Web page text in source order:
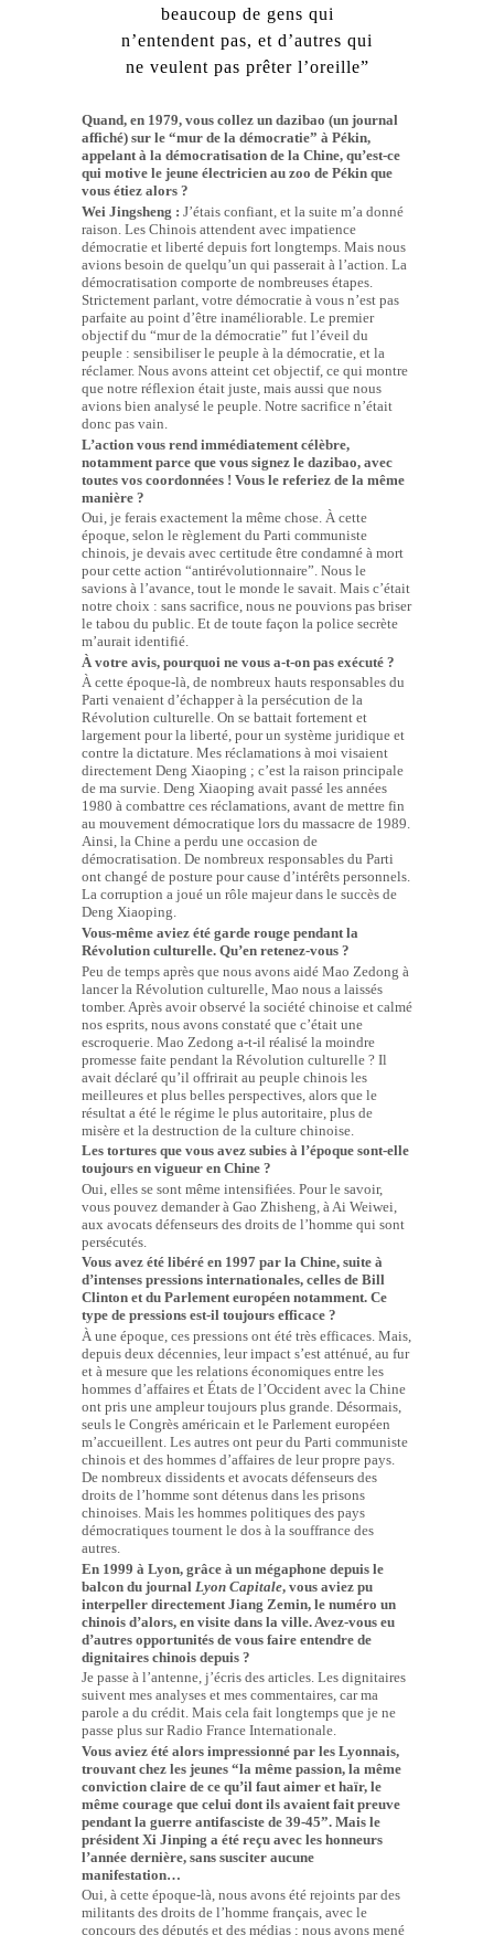
beaucoup de gens qui
n’entendent pas, et d’autres qui
ne veulent pas prêter l’oreille”
Quand, en 1979, vous collez un dazibao (un journal
affiché) sur le “mur de la démocratie” à Pékin,
appelant à la démocratisation de la Chine, qu’est-ce
qui motive le jeune électricien au zoo de Pékin que
vous étiez alors ?
Wei Jingsheng : J’étais confiant, et la suite m’a donné
raison. Les Chinois attendent avec impatience
démocratie et liberté depuis fort longtemps. Mais nous
avions besoin de quelqu’un qui passerait à l’action. La
démocratisation comporte de nombreuses étapes.
Strictement parlant, votre démocratie à vous n’est pas
parfaite au point d’être inaméliorable. Le premier
objectif du “mur de la démocratie” fut l’éveil du
peuple : sensibiliser le peuple à la démocratie, et la
réclamer. Nous avons atteint cet objectif, ce qui montre
que notre réflexion était juste, mais aussi que nous
avions bien analysé le peuple. Notre sacrifice n’était
donc pas vain.
L’action vous rend immédiatement célèbre,
notamment parce que vous signez le dazibao, avec
toutes vos coordonnées ! Vous le referiez de la même
manière ?
Oui, je ferais exactement la même chose. À cette
époque, selon le règlement du Parti communiste
chinois, je devais avec certitude être condamné à mort
pour cette action “antirévolutionnaire”. Nous le
savions à l’avance, tout le monde le savait. Mais c’était
notre choix : sans sacrifice, nous ne pouvions pas briser
le tabou du public. Et de toute façon la police secrète
m’aurait identifié.
À votre avis, pourquoi ne vous a-t-on pas exécuté ?
À cette époque-là, de nombreux hauts responsables du
Parti venaient d’échapper à la persécution de la
Révolution culturelle. On se battait fortement et
largement pour la liberté, pour un système juridique et
contre la dictature. Mes réclamations à moi visaient
directement Deng Xiaoping ; c’est la raison principale
de ma survie. Deng Xiaoping avait passé les années
1980 à combattre ces réclamations, avant de mettre fin
au mouvement démocratique lors du massacre de 1989.
Ainsi, la Chine a perdu une occasion de
démocratisation. De nombreux responsables du Parti
ont changé de posture pour cause d’intérêts personnels.
La corruption a joué un rôle majeur dans le succès de
Deng Xiaoping.
Vous-même aviez été garde rouge pendant la
Révolution culturelle. Qu’en retenez-vous ?
Peu de temps après que nous avons aidé Mao Zedong à
lancer la Révolution culturelle, Mao nous a laissés
tomber. Après avoir observé la société chinoise et calmé
nos esprits, nous avons constaté que c’était une
escroquerie. Mao Zedong a-t-il réalisé la moindre
promesse faite pendant la Révolution culturelle ? Il
avait déclaré qu’il offrirait au peuple chinois les
meilleures et plus belles perspectives, alors que le
résultat a été le régime le plus autoritaire, plus de
misère et la destruction de la culture chinoise.
Les tortures que vous avez subies à l’époque sont-elle
toujours en vigueur en Chine ?
Oui, elles se sont même intensifiées. Pour le savoir,
vous pouvez demander à Gao Zhisheng, à Ai Weiwei,
aux avocats défenseurs des droits de l’homme qui sont
persécutés.
Vous avez été libéré en 1997 par la Chine, suite à
d’intenses pressions internationales, celles de Bill
Clinton et du Parlement européen notamment. Ce
type de pressions est-il toujours efficace ?
À une époque, ces pressions ont été très efficaces. Mais,
depuis deux décennies, leur impact s’est atténué, au fur
et à mesure que les relations économiques entre les
hommes d’affaires et États de l’Occident avec la Chine
ont pris une ampleur toujours plus grande. Désormais,
seuls le Congrès américain et le Parlement européen
m’accueillent. Les autres ont peur du Parti communiste
chinois et des hommes d’affaires de leur propre pays.
De nombreux dissidents et avocats défenseurs des
droits de l’homme sont détenus dans les prisons
chinoises. Mais les hommes politiques des pays
démocratiques tournent le dos à la souffrance des
autres.
En 1999 à Lyon, grâce à un mégaphone depuis le
balcon du journal Lyon Capitale, vous aviez pu
interpeller directement Jiang Zemin, le numéro un
chinois d’alors, en visite dans la ville. Avez-vous eu
d’autres opportunités de vous faire entendre de
dignitaires chinois depuis ?
Je passe à l’antenne, j’écris des articles. Les dignitaires
suivent mes analyses et mes commentaires, car ma
parole a du crédit. Mais cela fait longtemps que je ne
passe plus sur Radio France Internationale.
Vous aviez été alors impressionné par les Lyonnais,
trouvant chez les jeunes “la même passion, la même
conviction claire de ce qu’il faut aimer et haïr, le
même courage que celui dont ils avaient fait preuve
pendant la guerre antifasciste de 39-45”. Mais le
président Xi Jinping a été reçu avec les honneurs
l’année dernière, sans susciter aucune
manifestation…
Oui, à cette époque-là, nous avons été rejoints par des
militants des droits de l’homme français, avec le
concours des députés et des médias ; nous avons mené